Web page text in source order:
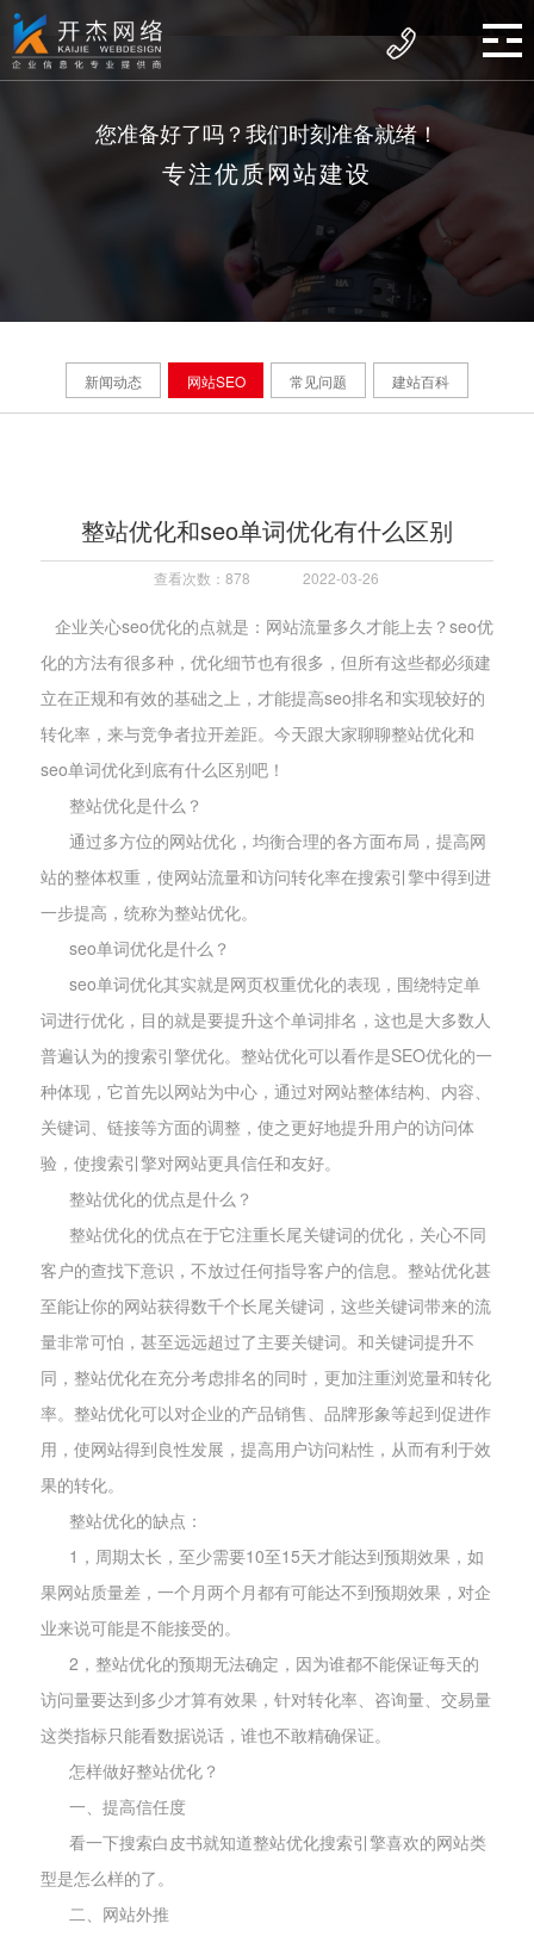
您准备好了吗？我们时刻准备就绪！
专注优质网站建设
新闻动态 网站SEO 常见问题 建站百科
整站优化和seo单词优化有什么区别
查看次数：878 2022-03-26
企业关心seo优化的点就是：网站流量多久才能上去？seo优
化的方法有很多种，优化细节也有很多，但所有这些都必须建
立在正规和有效的基础之上，才能提高seo排名和实现较好的
转化率，来与竞争者拉开差距。今天跟大家聊聊整站优化和
seo单词优化到底有什么区别吧！
整站优化是什么？
通过多方位的网站优化，均衡合理的各方面布局，提高网
站的整体权重，使网站流量和访问转化率在搜索引擎中得到进
一步提高，统称为整站优化。
seo单词优化是什么？
seo单词优化其实就是网页权重优化的表现，围绕特定单
词进行优化，目的就是要提升这个单词排名，这也是大多数人
普遍认为的搜索引擎优化。整站优化可以看作是SEO优化的一
种体现，它首先以网站为中心，通过对网站整体结构、内容、
关键词、链接等方面的调整，使之更好地提升用户的访问体
验，使搜索引擎对网站更具信任和友好。
整站优化的优点是什么？
整站优化的优点在于它注重长尾关键词的优化，关心不同
客户的查找下意识，不放过任何指导客户的信息。整站优化甚
至能让你的网站获得数千个长尾关键词，这些关键词带来的流
量非常可怕，甚至远远超过了主要关键词。和关键词提升不
同，整站优化在充分考虑排名的同时，更加注重浏览量和转化
率。整站优化可以对企业的产品销售、品牌形象等起到促进作
用，使网站得到良性发展，提高用户访问粘性，从而有利于效
果的转化。
整站优化的缺点：
1，周期太长，至少需要10至15天才能达到预期效果，如
果网站质量差，一个月两个月都有可能达不到预期效果，对企
业来说可能是不能接受的。
2，整站优化的预期无法确定，因为谁都不能保证每天的
访问量要达到多少才算有效果，针对转化率、咨询量、交易量
这类指标只能看数据说话，谁也不敢精确保证。
怎样做好整站优化？
一、提高信任度
看一下搜索白皮书就知道整站优化搜索引擎喜欢的网站类
型是怎么样的了。
二、网站外推